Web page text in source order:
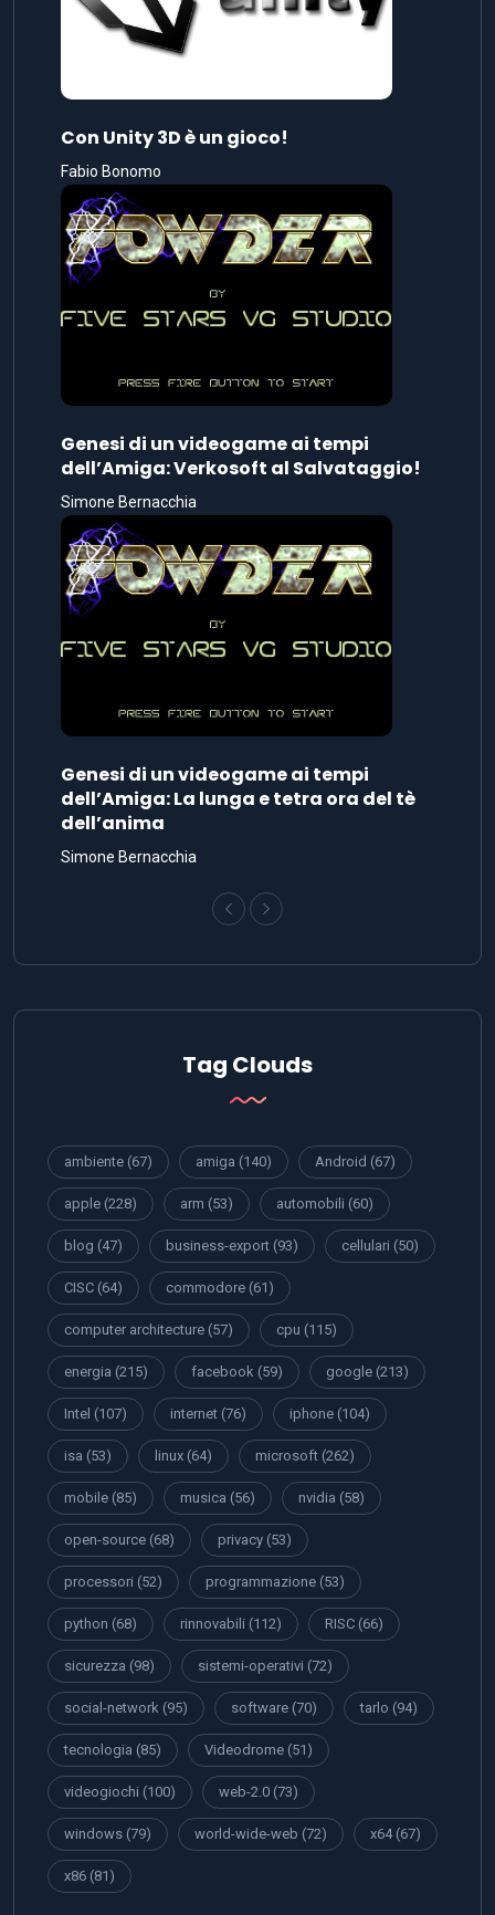
Con Unity 3D è un gioco!
Fabio Bonomo
Genesi di un videogame ai tempi
dell’Amiga: Verkosoft al Salvataggio!
Simone Bernacchia
Genesi di un videogame ai tempi
dell’Amiga: La lunga e tetra ora del tè
dell’anima
Simone Bernacchia
Tag Clouds
ambiente (67) amiga (140) Android (67)
apple (228) arm (53) automobili (60)
blog (47) business-export (93) cellulari (50)
CISC (64) commodore (61)
computer architecture (57) cpu (115)
energia (215) facebook (59) google (213)
Intel (107) internet (76) iphone (104)
isa (53) linux (64) microsoft (262)
mobile (85) musica (56) nvidia (58)
open-source (68) privacy (53)
processori (52) programmazione (53)
python (68) rinnovabili (112) RISC (66)
sicurezza (98) sistemi-operativi (72)
social-network (95) software (70) tarlo (94)
tecnologia (85) Videodrome (51)
videogiochi (100) web-2.0 (73)
windows (79) world-wide-web (72) x64(67)
x86 (81)